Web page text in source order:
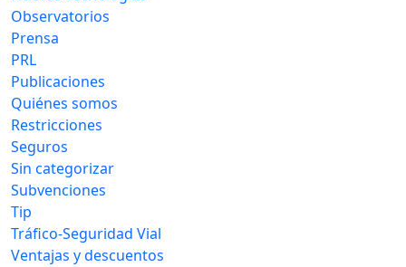
Observatorios
Prensa
PRL
Publicaciones
Quiénes somos
Restricciones
Seguros
Sin categorizar
Subvenciones
Tip
Tráfico-Seguridad Vial
Ventajas y descuentos